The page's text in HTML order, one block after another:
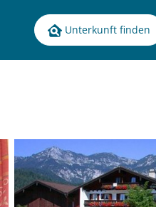
Unterkunft finden